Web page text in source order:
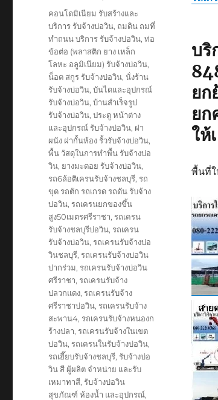
บริ
ยก
ยก
ให้
พื้นที่ใ
Tags
คอนโดมิเนียม รับสร้างและ
บริการ รับจ้างบ่อวิน, ถมดิน ถมที่
ทำถนน บริการ รับจ้างบ่อวิน,ท่อ
ข้อต่อ (พลาสติก ยาง เหล็ก
โลหะ อลูมิเนียม) รับจ้างบ่อวิน,
น็อต สกูร รับจ้างบ่อวิน,นั่งร้าน
รับจ้างบ่อวิน,บันไดและอุปกรณ์
รับจ้างบ่อวิน,บ้านสำเร็จรูป
รับจ้างบ่อวิน,ประตู หน้าต่าง
และอุปกรณ์ รับจ้างบ่อวิน, ฝา
ผนัง ฝากั้นห้อง รั้วรับจ้างบ่อวิน,
พื้น วัสดุในการทำพื้น รับจ้างบ่อ
วิน, ยางมะตอย รับจ้างบ่อวิน,
รถ6ล้อติเครนรับจ้างชลบุรี,รถ
ขุด รถตัก รถเกรด รถดัน รับจ้าง
บ่อวิน,รถเครนยกของขึ้น
สูง50เมตรศรีราชา,รถเครน
รับจ้างชลบุรีบ่อวิน,รถเครน
รับจ้างบ่อวิน,รถเครนรับจ้างบ่อ
วินชลบุรี,รถเครนรับจ้างบ่อวิน
ปากร่วม,รถเครนรับจ้างบ่อวิน
ศรีราชา,รถเครนรับจ้าง
ปลวกแดง,รถเครนรับจ้าง
ศรีราชาบ่อวิน,รถเครนรับจ้าง
สะพาน4,รถเครนรับจ้างหนองก
ร้างปลา,รถเครนรับจ้างในเขต
บ่อวิน,รถเครนในรับจ้างบ่อวิน,
รถเฮี๊ยบรับจ้างชลบุรี,รับจ้างบ่อ
วิน สี ผู้ผลิต จำหน่าย และรับ
เหมาทาสี,รับจ้างบ่อวิน
สุขภัณฑ์ ห้องน้ำ และอุปกรณ์,